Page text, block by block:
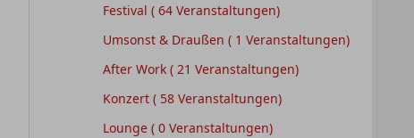
Festival ( 64 Veranstaltungen)
Umsonst & Draußen ( 1 Veranstaltungen)
After Work ( 21 Veranstaltungen)
Konzert ( 58 Veranstaltungen)
Lounge ( 0 Veranstaltungen)